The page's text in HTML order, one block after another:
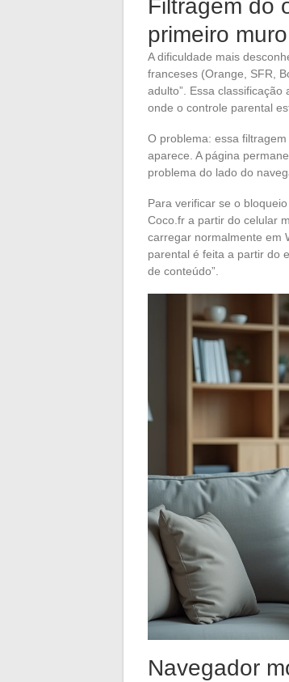
Filtragem do
primeiro
A dificuldade mais
franceses (Orange, SFR,
adulto”. Essa classificação
onde o controle parental
O problema: essa
aparece. A página
problema do lado do
Para verificar se o
Coco.fr a partir do celular
carregar normalmente em
parental é feita a partir do
de conteúdo”.
Navegador